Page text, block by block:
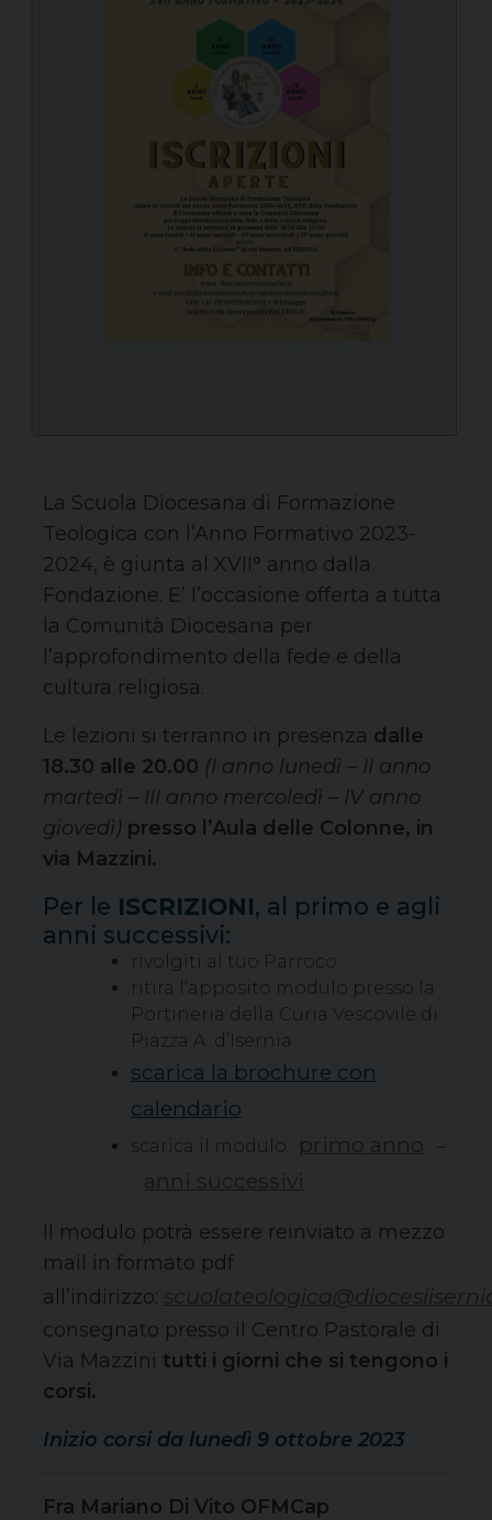
La Scuola Diocesana di Formazione
Teologica con l’Anno Formativo 2023-
2024, è giunta al XVII° anno dalla
Fondazione. E’ l’occasione offerta a tutta
la Comunità Diocesana per
l’approfondimento della fede e della
cultura religiosa.
Le lezioni si terranno in presenza dalle
18.30 alle 20.00 (I anno lunedì – II anno
martedì – III anno mercoledì – IV anno
giovedì) presso l’Aula delle Colonne, in
via Mazzini.
Per le ISCRIZIONI, al primo e agli
anni successivi:
rivolgiti al tuo Parroco
ritira l’apposito modulo presso la
Portineria della Curia Vescovile di
Piazza A. d’Isernia
scarica la brochure con
calendario
scarica il modulo: primo anno –
anni successivi
Il modulo potrà essere reinviato a mezzo
mail in formato pdf
all’indirizzo: s
consegnato presso il Centro Pastorale di
Via Mazzini tutti i giorni che si tengono i
corsi.
Inizio corsi da lunedì 9 ottobre 2023
Fra Mariano Di Vito OFMCap